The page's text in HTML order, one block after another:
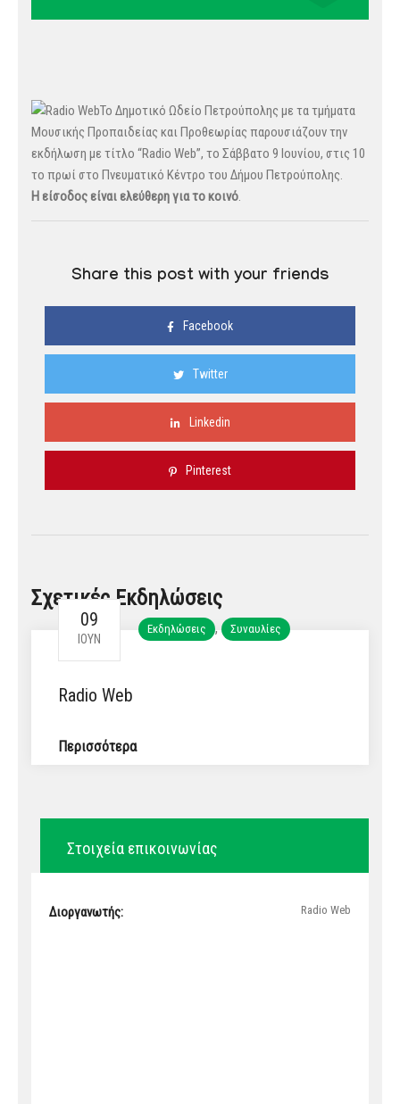
Το Δημοτικό Ωδείο Πετρούπολης με τα τμήματα
Μουσικής Προπαιδείας και Προθεωρίας παρουσιάζουν την
εκδήλωση με τίτλο “Radio Web”, το Σάββατο 9 Ιουνίου, στις 10
το πρωί στο Πνευματικό Κέντρο του Δήμου Πετρούπολης.
Η είσοδος είναι ελεύθερη για το κοινό.
Share this post with your friends
Facebook
Twitter
Linkedin
Pinterest
Σχετικές Εκδηλώσεις
09
ΙΟΎΝ
Εκδηλώσεις , Συναυλίες
Radio Web
Περισσότερα
Στοιχεία επικοινωνίας
Διοργανωτής: Radio Web